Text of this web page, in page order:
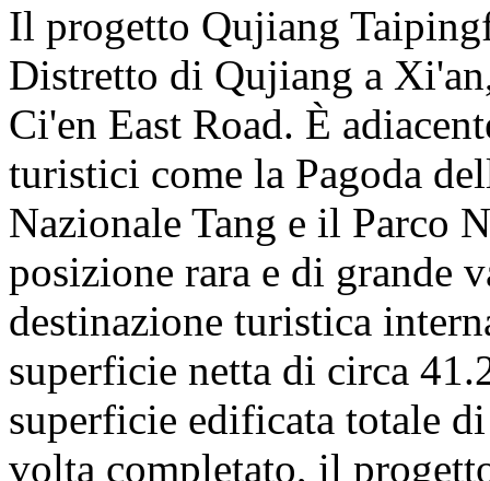
Il progetto Qujiang
Distretto di Qujiang a
Ci'en East Road. È
turistici come la Pagoda
Nazionale Tang e il Parco
posizione rara e di grande
destinazione turistica
superficie netta di circa
superficie edificata totale
volta completato, il